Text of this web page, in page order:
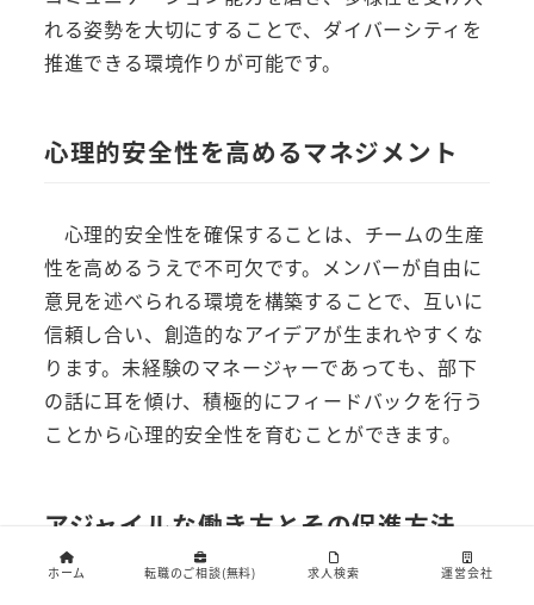
れる姿勢を大切にすることで、ダイバーシティを
推進できる環境作りが可能です。
心理的安全性を高めるマネジメント
心理的安全性を確保することは、チームの生産
性を高めるうえで不可欠です。メンバーが自由に
意見を述べられる環境を構築することで、互いに
信頼し合い、創造的なアイデアが生まれやすくな
ります。未経験のマネージャーであっても、部下
の話に耳を傾け、積極的にフィードバックを行う
ことから心理的安全性を育むことができます。
アジャイルな働き方とその促進方法
ホーム 転職のご相談(無料) 求人検索 運営会社